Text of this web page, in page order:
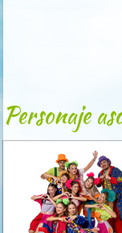
Personaje